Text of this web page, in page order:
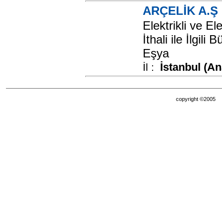
ARÇELİK A.Ş
Elektrikli ve
İthali ile İlgili
Eşya
İl : İstanbul
copyright